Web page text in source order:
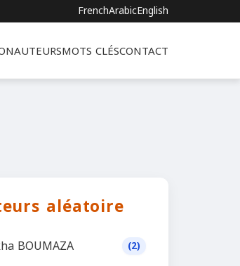
FrenchArabicEnglish
AUTEURSMOTS CLÉSCONTACT
aléatoire
BOUMAZA (2)